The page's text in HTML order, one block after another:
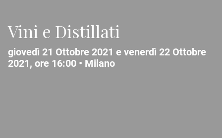
Vini e Distillati
giovedì 21 Ottobre 2021 e venerdì 22 Ottobre
2021, ore 16:00 • Milano